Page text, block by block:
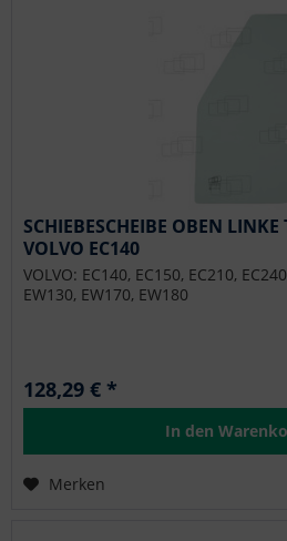
SCHIEBESCHEIBE OBEN
VOLVO EC140
VOLVO: EC140, EC150, EC210,
EW130, EW170, EW180
128,29 € *
In den
Merken